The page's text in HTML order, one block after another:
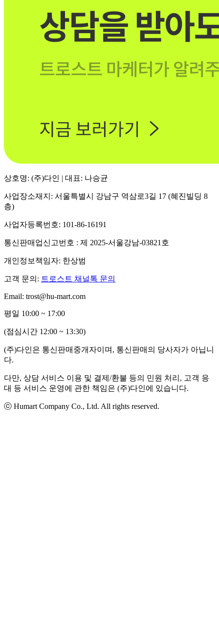
상호명: (주)다인 | 대표: 나승균
사업장소재지: 서울특별시 강남구 역삼로3길 17 (혜진빌딩 8
층)
사업자등록번호: 101-86-16191
통신판매업신고번호 : 제 2025-서울강남-03821호
개인정보책임자: 한상범
고객 문의: 트로스트 채널톡 문의
Email: trost@hu-mart.com
평일 10:00 ~ 17:00
(점심시간 12:00 ~ 13:30)
(주)다인은 통신판매중개자이며, 통신판매의 당사자가 아닙니
다.
다만, 상담 서비스 이용 및 결제/환불 등의 민원 처리, 고객 응
대 등 서비스 운영에 관한 책임은 (주)다인에 있습니다.
ⓒ Humart Company Co., Ltd. All rights reserved.